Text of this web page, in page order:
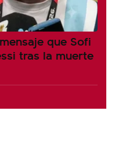
que Sofi
tras la muerte